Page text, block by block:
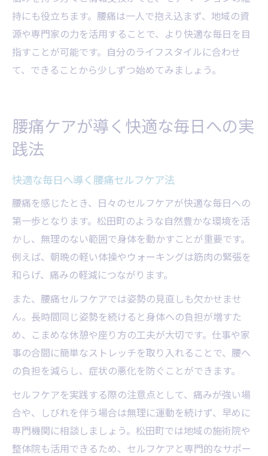
持にも役立ちます。腰痛は一人で抱え込まず、地域の資
源や専門家の力を活用することで、より快適な毎日を目
指すことが可能です。自分のライフスタイルに合わせ
て、できることから少しずつ始めてみましょう。
腰痛ケアが導く快適な毎日への実
践法
快適な毎日へ導く腰痛セルフケア法
腰痛を感じたとき、日々のセルフケアが快適な毎日への
第一歩となります。松田町のような自然豊かな環境を活
かし、無理のない範囲で身体を動かすことが重要です。
例えば、朝晩の軽い体操やウォーキングは筋肉の緊張を
和らげ、痛みの軽減につながります。
また、腰痛セルフケアでは姿勢の見直しも欠かせませ
ん。長時間同じ姿勢を続けると身体への負担が増すた
め、こまめな休憩や座り方の工夫が大切です。仕事や家
事の合間に簡単なストレッチを取り入れることで、腰へ
の負担を減らし、症状の悪化を防ぐことができます。
セルフケアを実践する際の注意点として、痛みが強い場
合や、しびれを伴う場合は無理に運動を続けず、早めに
専門機関に相談しましょう。松田町では地域の施術院や
整体院も活用できるため、セルフケアと専門的なサポー